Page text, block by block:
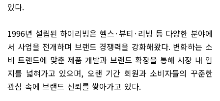
있다.
1996년 설립된 하이리빙은 헬스·뷰티 · 리빙 등 다양한 분야에
서 사업을 전개하며 브랜드 경쟁력을 강화해왔다. 변화하는 소
비 트렌드에 맞춘 제품 개발과 브랜드 확장을 통해 시장 내 입
지를 넓혀가고 있으며, 오랜 기간 회원과 소비자들의 꾸준한
관심 속에 브랜드 신뢰를 쌓아가고 있다.